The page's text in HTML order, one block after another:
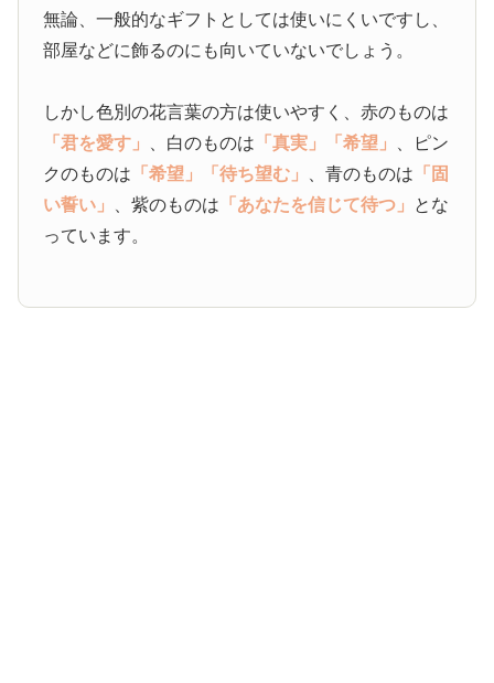
無論、一般的なギフトとしては使いにくいですし、
部屋などに飾るのにも向いていないでしょう。
しかし色別の花言葉の方は使いやすく、赤のものは
「君を愛す」
、白のものは 「真実」 「希望」
、ピン
クのものは 「希望」 「待ち望む」 、青のものは 「固
い誓い」
、紫のものは 「あなたを信じて待つ」 とな
っています。